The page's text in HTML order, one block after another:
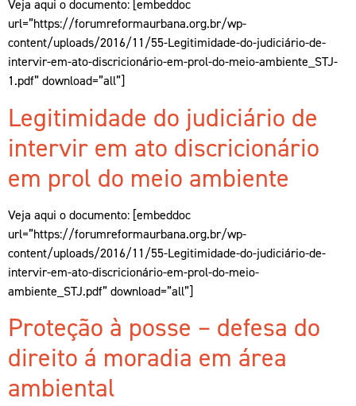
Veja aqui o documento: [embeddoc
url=”https://forumreformaurbana.org.br/wp-
content/uploads/2016/11/55-Legitimidade-do-judiciário-de-
intervir-em-ato-discricionário-em-prol-do-meio-ambiente_STJ-
1.pdf” download=”all”]
Legitimidade do judiciário de
intervir em ato discricionário
em prol do meio ambiente
Veja aqui o documento: [embeddoc
url=”https://forumreformaurbana.org.br/wp-
content/uploads/2016/11/55-Legitimidade-do-judiciário-de-
intervir-em-ato-discricionário-em-prol-do-meio-
ambiente_STJ.pdf” download=”all”]
Proteção à posse – defesa do
direito á moradia em área
ambiental